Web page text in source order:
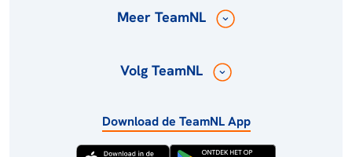
Meer TeamNL
Volg TeamNL
Download de TeamNL App